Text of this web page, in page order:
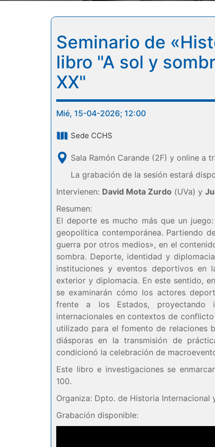
Seminario de
libro "A sol y
XX"
Mié, 15-04-2026; 12:00
Sede CCHS
Sala Ramón Carande (2F) y online a
La grabación de la sesión estará
Intervienen: David Mota Zurdo (UVa) y
Resumen:
El deporte es mucho más que un
geopolítica contemporánea. Partiendo
guerra por otros medios», en el
sombra. Deporte, identidad y
instituciones y eventos deportivos en
exterior y diplomacia. En este sentido,
se examinarán cómo los actores
frente a los Estados, proyectando
internacionales en contextos de
utilizado para el fomento de relaciones
diásporas en la transmisión de
condicionó la celebración de
Este libro e investigaciones se
100.
Organiza: Dpto. de Historia Internacional
Grabación disponible: